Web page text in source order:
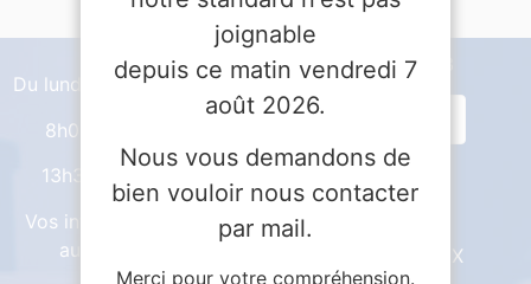
Du lundi au vendredi
8h00 – 12h00
13h30 – 17h00
Vos interlocuteurs
au CDG48
Tél :04 66 65 30 03
11 Bd des Capucins
48003 MENDE CEDEX
joignable
depuis ce matin vendredi 7
août 2026.
Nous vous demandons de
bien vouloir nous contacter
par mail.
Merci pour votre compréhension.